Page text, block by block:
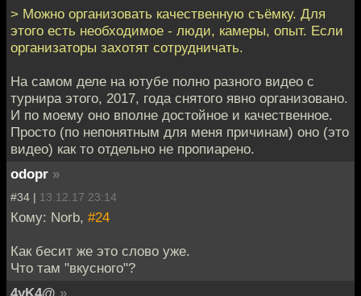
> Можно организовать качественную съёмку. Для
этого есть необходимое - люди, камеры, опыт. Если
организаторы захотят сотрудничать.
На самом деле на ютубе полно разного видео с
турнира этого, 2017, года снятого явно организовано.
И по моему оно вполне достойное и качественное.
Просто (по непонятным для меня причинам) оно (это
видео) как то отдельно не пропиарено.
odopr »
#34 | 13.12.17 23:14
Кому: Norb, #24
Как бесит же это слово уже.
Что там "вкусного"?
4yK4@ »